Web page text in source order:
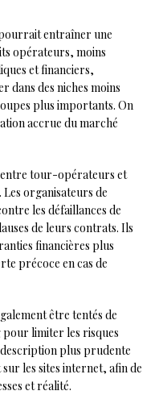
entraîner une
opérateurs, moins
et financiers,
dans des niches moins
plus importants. On
accrue du marché
tour-opérateurs et
organisateurs de
les défaillances de
de leurs contrats. Ils
financières plus
précoce en cas de
être tentés de
pour limiter les risques
plus prudente
les sites internet, afin de
et réalité.